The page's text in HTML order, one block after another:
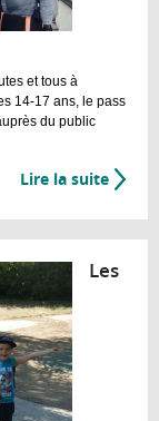
et tous à
14-17 ans, le pass
du public
Lire la suite de
pass
Les